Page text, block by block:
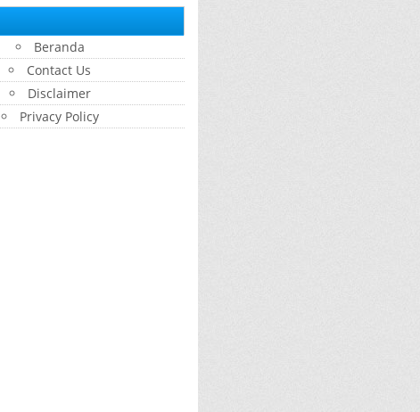
Beranda
Contact Us
Disclaimer
Privacy Policy